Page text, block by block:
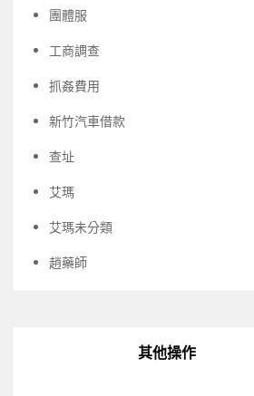
團體服
工商調查
抓姦費用
新竹汽車借款
查址
艾瑪
艾瑪未分類
趙藥師
其他操作